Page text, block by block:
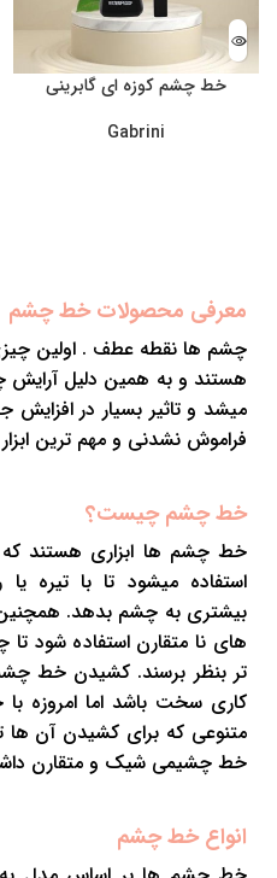
خط چشم کوزه ای گابرینی
Gabrini
معرفی محصولات خط چشم
چشم ها نقطه عطف . اولین
هستند و به همین دلیل آرایش
میشد و تاثیر بسیار در افزایش
فراموش نشدنی و مهم ترین
خط چشم چیست؟
خط چشم ها ابزاری هستند که
استفاده میشود تا با تیره
بیشتری به چشم بدهد.
های نا متقارن استفاده شود
تر بنظر برسند. کشیدن خط چشم
کاری سخت باشد اما امروزه
متنوعی که برای کشیدن آن ها
خط چشیمی شیک و متقارن
انواع خط چشم